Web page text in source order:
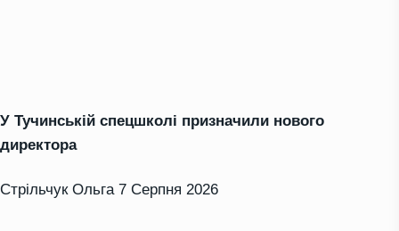
У Тучинській спецшколі призначили нового
директора
Стрільчук Ольга 7 Серпня 2026